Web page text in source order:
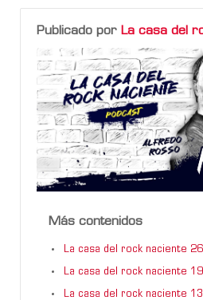
Publicado por La casa del
Más contenidos
La casa del rock naciente
La casa del rock naciente
La casa del rock naciente